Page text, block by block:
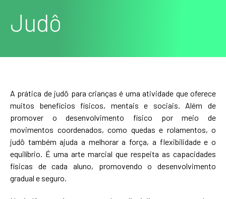
Judô
A prática de judô para crianças é uma atividade que oferece
muitos benefícios físicos, mentais e sociais. Além de
promover o desenvolvimento físico por meio de
movimentos coordenados, como quedas e rolamentos, o
judô também ajuda a melhorar a força, a flexibilidade e o
equilíbrio. É uma arte marcial que respeita as capacidades
físicas de cada aluno, promovendo o desenvolvimento
gradual e seguro.